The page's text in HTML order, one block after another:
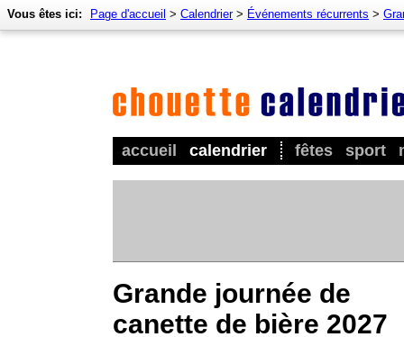
accueil calendrier fêtes sport
Vous êtes ici: Page d'accueil > Calendrier> Événements récurrents >
Grande journée de
canette de bière 2027